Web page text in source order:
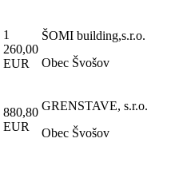
1
260,00
EUR
ŠOMI building,s.r.o.
Obec Švošov
880,80
EUR
GRENSTAVE, s.r.o.
Obec Švošov